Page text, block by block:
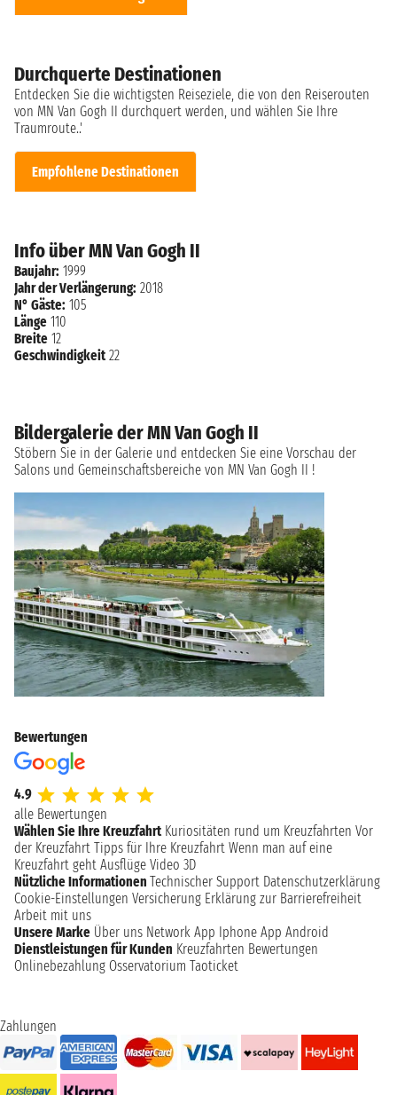
Durchquerte Destinationen
Entdecken Sie die wichtigsten Reiseziele, die von den Reiserouten
von MN Van Gogh II durchquert werden, und wählen Sie Ihre
Traumroute..'
Empfohlene Destinationen
Info über MN Van Gogh II
Baujahr: 1999
Jahr der Verlängerung: 2018
N° Gäste: 105
Länge 110
Breite 12
Geschwindigkeit 22
Bildergalerie der MN Van Gogh II
Stöbern Sie in der Galerie und entdecken Sie eine Vorschau der
Salons und Gemeinschaftsbereiche von MN Van Gogh II !
Bewertungen
4.9
alle Bewertungen
Wählen Sie Ihre Kreuzfahrt Kuriositäten rund um Kreuzfahrten Vor
der Kreuzfahrt Tipps für Ihre Kreuzfahrt Wenn man auf eine
Kreuzfahrt geht Ausflüge Video 3D
Nützliche Informationen Technischer Support Datenschutzerklärung
Cookie-Einstellungen Versicherung Erklärung zur Barrierefreiheit
Arbeit mit uns
Unsere Marke Über uns Network App Iphone App Android
Dienstleistungen für Kunden Kreuzfahrten Bewertungen
Onlinebezahlung Osservatorium Taoticket
Zahlungen